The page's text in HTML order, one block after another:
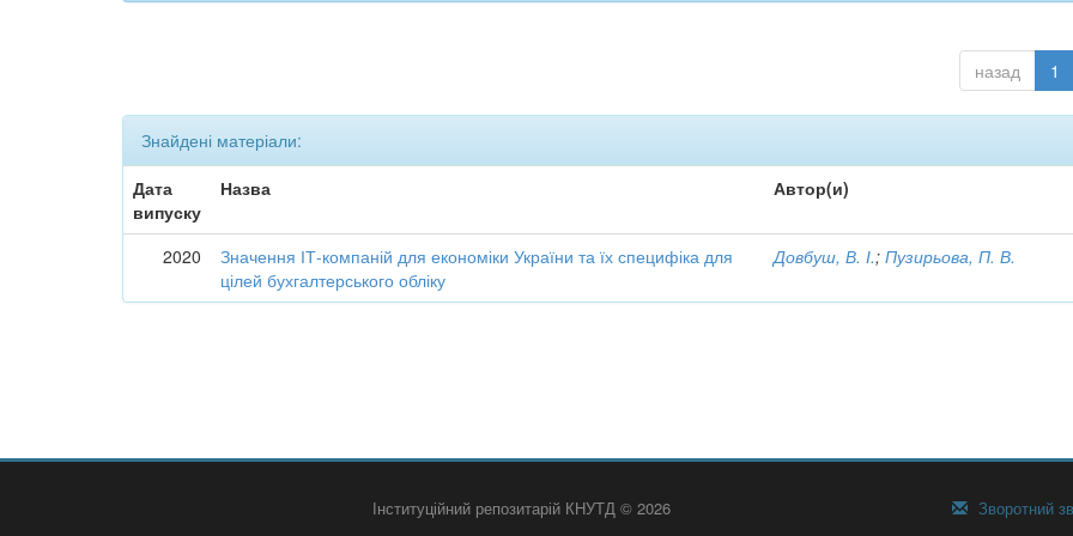
назад 1
Знайдені матеріали:
Дата
випуску
Назва Автор(и)
2020
Значення ІТ-компаній для економіки України та їх специфіка для
цілей бухгалтерського обліку
Довбуш, В. І.;Пузирьова, П. В.
Інституційний репозитарій КНУТД © 2026 Зворотний